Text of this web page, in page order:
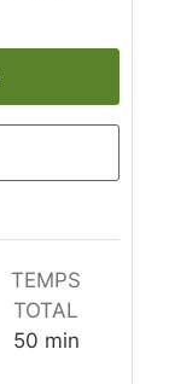
TEMPS
TOTAL
50minutes
min